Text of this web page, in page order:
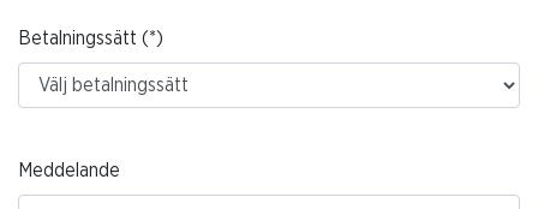
Betalningssätt
Meddelande